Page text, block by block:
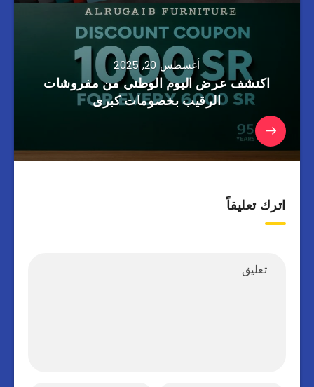
أغسطس 20, 2025
اكتشف عرض اليوم الوطني من مفروشات
الرقيب بخصومات كبرى
اترك تعليقاً